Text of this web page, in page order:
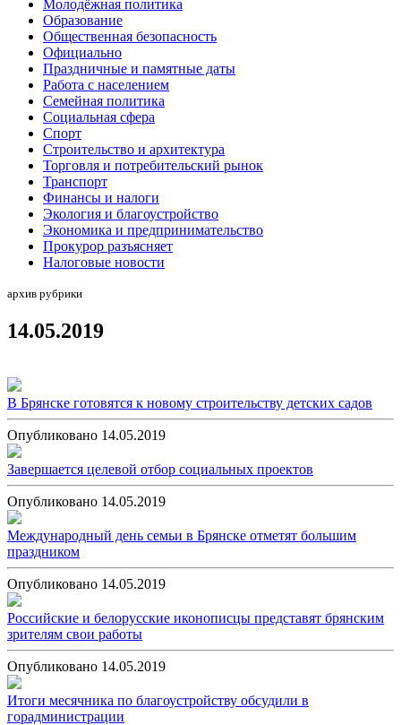
Молодёжная политика
Образование
Общественная безопасность
Официально
Праздничные и памятные даты
Работа с населением
Семейная политика
Социальная сфера
Спорт
Строительство и архитектура
Торговля и потребительский рынок
Транспорт
Финансы и налоги
Экология и благоустройство
Экономика и предпринимательство
Прокурор разъясняет
Налоговые новости
архив рубрики
14.05.2019
В Брянске готовятся к новому строительству детских садов
Опубликовано 14.05.2019
Завершается целевой отбор социальных проектов
Опубликовано 14.05.2019
Международный день семьи в Брянске отметят большим
праздником
Опубликовано 14.05.2019
Российские и белорусские иконописцы представят брянским
зрителям свои работы
Опубликовано 14.05.2019
Итоги месячника по благоустройству обсудили в
горадминистрации